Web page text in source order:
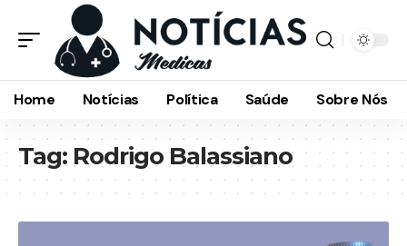
Home Notícias Política Saúde Sobre Nós
Tag: Rodrigo Balassiano